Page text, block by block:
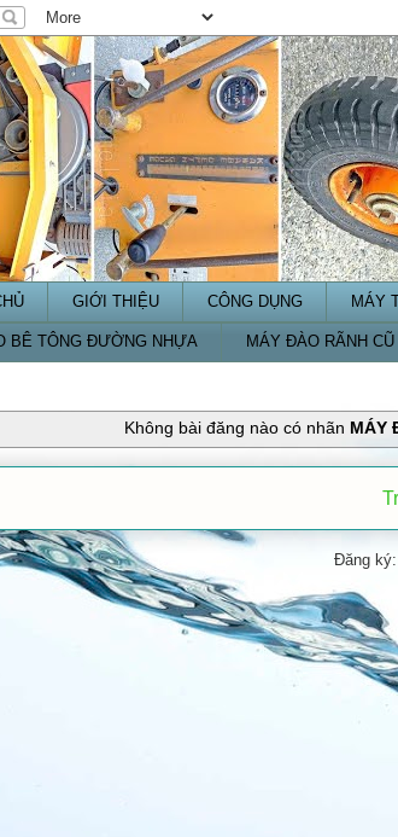
GIỚI THIỆU CÔNG DỤNG MÁY
BÊ TÔNG ĐƯỜNG NHỰA MÁY ĐÀO RÃNH CŨ
Không bài đăng nào có nhãn MÁY
Đăng ký: